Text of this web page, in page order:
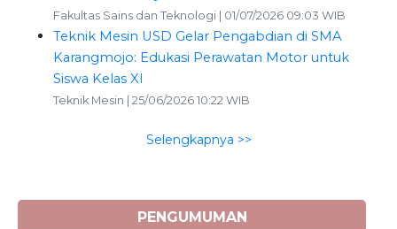
Fakultas Sains dan Teknologi | 01/07/2026 09:03 WIB
Teknik Mesin USD Gelar Pengabdian di SMA
Karangmojo: Edukasi Perawatan Motor untuk
Siswa Kelas XI
Teknik Mesin | 25/06/2026 10:22 WIB
Selengkapnya >>
PENGUMUMAN